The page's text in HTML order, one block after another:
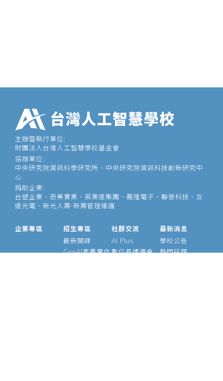
主辦暨執行單位:
財團法人台灣人工智慧學校基金會
協辦單位:
中央研究院資訊科學研究所、中央研究院資訊科技創新研究中
心
捐助企業:
台塑企業、奇美實業、英業達集團、義隆電子、聯發科技、友
達光電、新光人壽-新壽管理維護
企業專區
招生專區
最新開課
GenAI素養實作
社群交流
AI Plus
數位長爐邊會
最新消息
學校公告
熱門話題